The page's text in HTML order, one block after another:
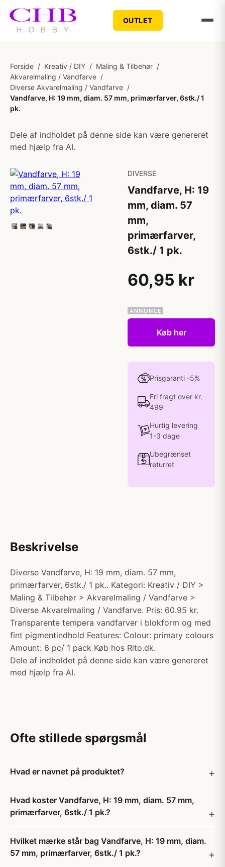
OUTLET
Forside / Kreativ / DIY / Maling & Tilbehør /
Akvarelmaling / Vandfarve /
Diverse Akvarelmaling / Vandfarve /
Vandfarve, H: 19 mm, diam. 57 mm, primærfarver, 6stk./ 1
pk.
Dele af indholdet på denne side kan være genereret
med hjælp fra AI.
DIVERSE
Vandfarve, H: 19
mm, diam. 57
mm,
primærfarver,
6stk./ 1 pk.
60,95 kr
Køb her
Prisgaranti -5%
Fri fragt over kr.
499
Hurtig levering
1-3 dage
Ubegrænset
returret
Beskrivelse
Diverse Vandfarve, H: 19 mm, diam. 57 mm,
primærfarver, 6stk./ 1 pk.. Kategori: Kreativ / DIY >
Maling & Tilbehør > Akvarelmaling / Vandfarve >
Diverse Akvarelmaling / Vandfarve. Pris: 60.95 kr.
Transparente tempera vandfarver i blokform og med
fint pigmentindhold Features: Colour: primary colours
Amount: 6 pc/ 1 pack Køb hos Rito.dk.
Dele af indholdet på denne side kan være genereret
med hjælp fra AI.
Ofte stillede spørgsmål
Hvad er navnet på produktet?
Hvad koster Vandfarve, H: 19 mm, diam. 57 mm,
primærfarver, 6stk./ 1 pk.?
Hvilket mærke står bag Vandfarve, H: 19 mm, diam.
57 mm, primærfarver, 6stk./ 1 pk.?